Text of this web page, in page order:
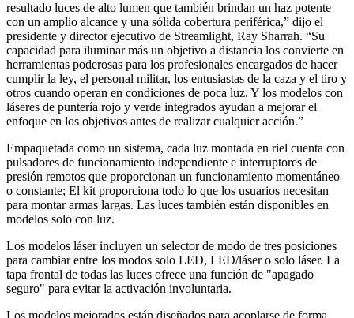
resultado luces de alto lumen que también brindan un haz potente
con un amplio alcance y una sólida cobertura periférica,” dijo el
presidente y director ejecutivo de Streamlight, Ray Sharrah. “Su
capacidad para iluminar más un objetivo a distancia los convierte en
herramientas poderosas para los profesionales encargados de hacer
cumplir la ley, el personal militar, los entusiastas de la caza y el tiro y
otros cuando operan en condiciones de poca luz. Y los modelos con
láseres de puntería rojo y verde integrados ayudan a mejorar el
enfoque en los objetivos antes de realizar cualquier acción.”
Empaquetada como un sistema, cada luz montada en riel cuenta con
pulsadores de funcionamiento independiente e interruptores de
presión remotos que proporcionan un funcionamiento momentáneo
o constante; El kit proporciona todo lo que los usuarios necesitan
para montar armas largas. Las luces también están disponibles en
modelos solo con luz.
Los modelos láser incluyen un selector de modo de tres posiciones
para cambiar entre los modos solo LED, LED/láser o solo láser. La
tapa frontal de todas las luces ofrece una función de "apagado
seguro" para evitar la activación involuntaria.